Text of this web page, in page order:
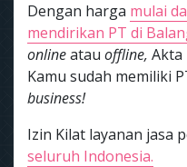
Dengan harga mulai
mendirikan PT di
onlineatau offline, Akta
Kamu sudah memiliki
business!
Izin Kilat layanan jasa
seluruh Indonesia.